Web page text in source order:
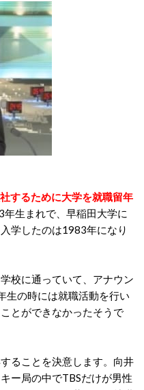
するために大学を就職留年
生まれで、早稲田大学に
学したのは1983年になり
校に通っていて、アナウン
生の時には就職活動を行い
とができなかったそうで
ることを決意します。向井
ー局の中でTBSだけが男性